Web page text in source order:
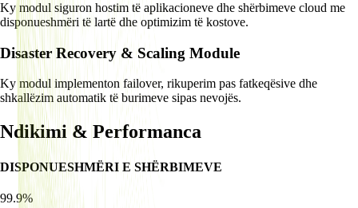
Ky modul siguron hostim të aplikacioneve dhe shërbimeve cloud me
disponueshmëri të lartë dhe optimizim të kostove.
Disaster Recovery & Scaling Module
Ky modul implementon failover, rikuperim pas fatkeqësive dhe
shkallëzim automatik të burimeve sipas nevojës.
Ndikimi & Performanca
DISPONUESHMËRI E SHËRBIMEVE
99.9%